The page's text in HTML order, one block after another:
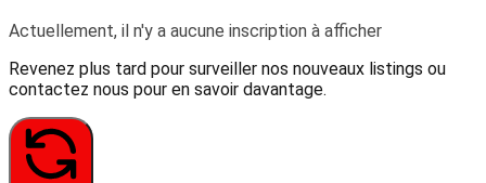
Actuellement, il n'y a aucune inscription à afficher
Revenez plus tard pour surveiller nos nouveaux listings ou
contactez nous pour en savoir davantage.